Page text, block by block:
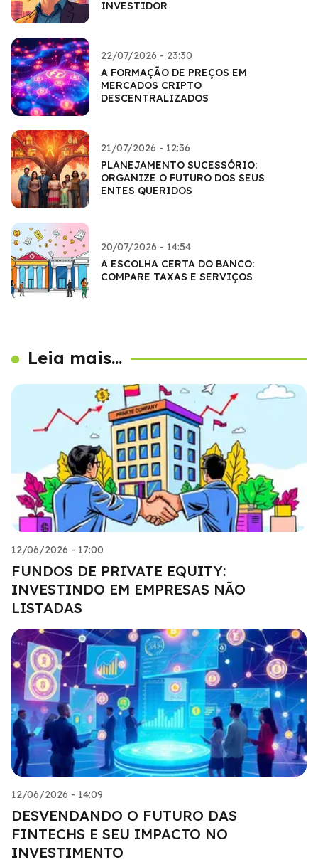
INVESTIDOR
22/07/2026 - 23:30
A FORMAÇÃO DE PREÇOS EM
MERCADOS CRIPTO
DESCENTRALIZADOS
21/07/2026 - 12:36
PLANEJAMENTO SUCESSÓRIO:
ORGANIZE O FUTURO DOS SEUS
ENTES QUERIDOS
20/07/2026 - 14:54
A ESCOLHA CERTA DO BANCO:
COMPARE TAXAS E SERVIÇOS
Leia mais...
12/06/2026 - 17:00
FUNDOS DE PRIVATE EQUITY:
INVESTINDO EM EMPRESAS NÃO
LISTADAS
12/06/2026 - 14:09
DESVENDANDO O FUTURO DAS
FINTECHS E SEU IMPACTO NO
INVESTIMENTO